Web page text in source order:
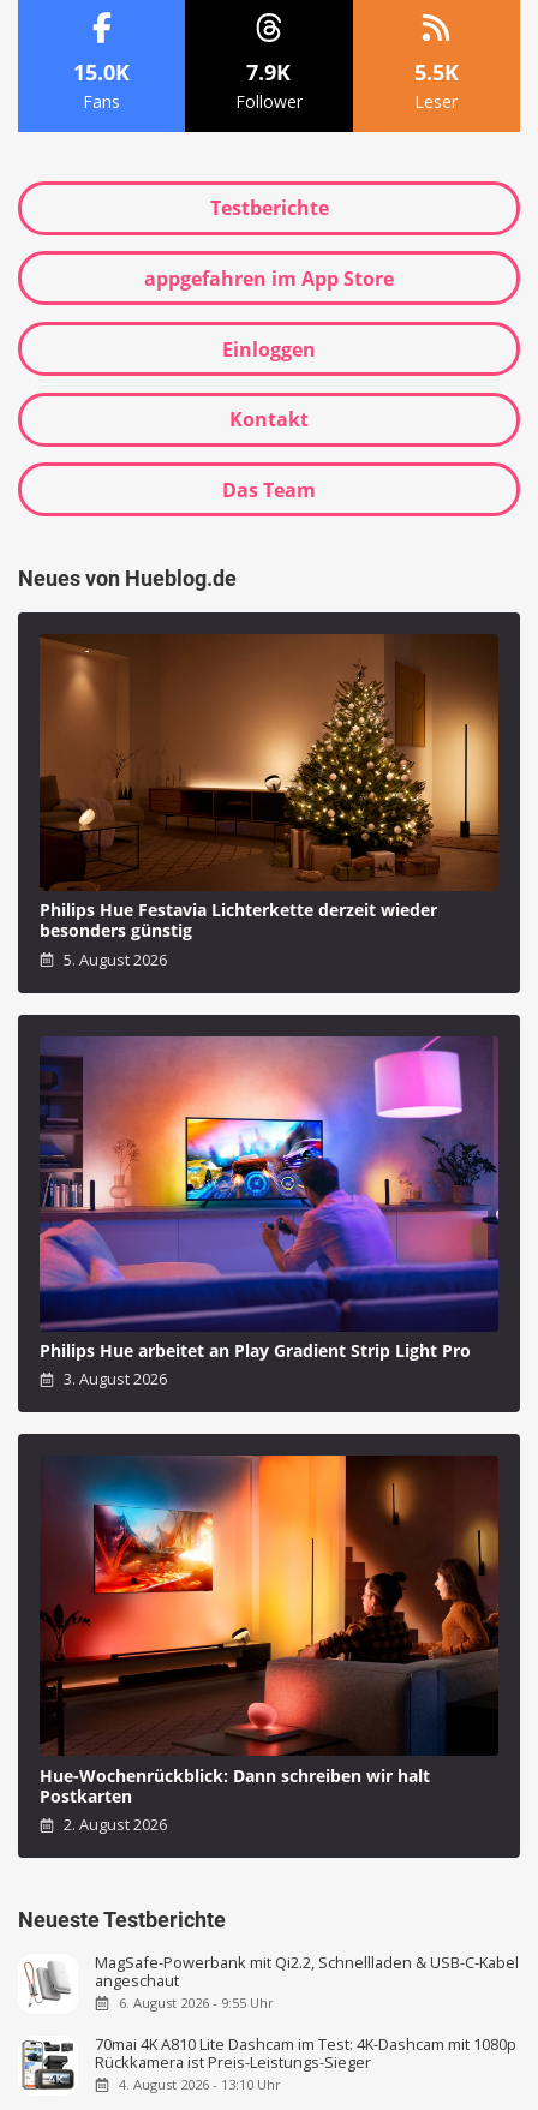
15.0K
Fans
7.9K
Follower
5.5K
Leser
Testberichte
appgefahren im App Store
Einloggen
Kontakt
Das Team
Neues von Hueblog.de
Philips Hue Festavia Lichterkette derzeit wieder
besonders günstig
5. August 2026
Philips Hue arbeitet an Play Gradient Strip Light Pro
3. August 2026
Hue-Wochenrückblick: Dann schreiben wir halt
Postkarten
2. August 2026
Neueste Testberichte
MagSafe-Powerbank mit Qi2.2, Schnellladen & USB-C-Kabel
angeschaut
6. August 2026 - 9:55 Uhr
70mai 4K A810 Lite Dashcam im Test: 4K-Dashcam mit 1080p
Rückkamera ist Preis-Leistungs-Sieger
4. August 2026 - 13:10 Uhr